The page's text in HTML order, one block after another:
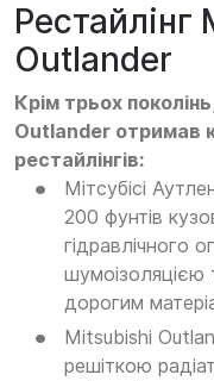
Outlander
Крім трьох
Outlander отримав
рестайлінгів:
Мітсубісі
200 фунтів
гідравлічного
шумоізоляцією
дорогим
Mitsubishi
решіткою